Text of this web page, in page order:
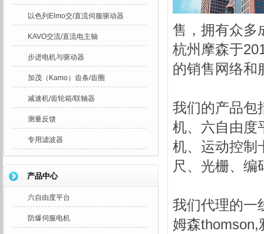
售，拥有众多
杭州摩森于
的销售网络和
我们的产品包
机、六自由度
机、运动控制
尺、光栅、编
我们代理的一
姆森thomson,
以色列Elmo交/直流伺服驱动器
KAVO交流/直流电主轴
步进电机与驱动器
加茂（Kamo）齿条/齿圈
减速机/齿轮箱/联轴器
测量反馈
专用滤波器
产品中心
六自由度平台
防爆伺服电机